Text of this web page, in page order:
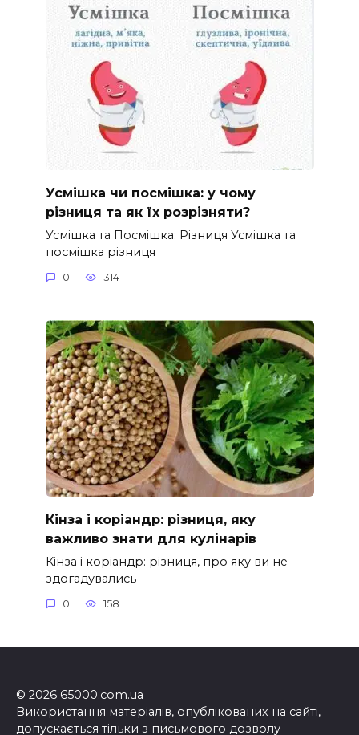
Усмішка чи посмішка: у чому
різниця та як їх розрізняти?
Усмішка та Посмішка: Різниця Усмішка та
посмішка різниця
0 314
Кінза і коріандр: різниця, яку
важливо знати для кулінарів
Кінза і коріандр: різниця, про яку ви не
здогадувались
0 158
© 2026 65000.com.ua
Використання матеріалів, опублікованих на сайті,
допускається тільки з письмового дозволу